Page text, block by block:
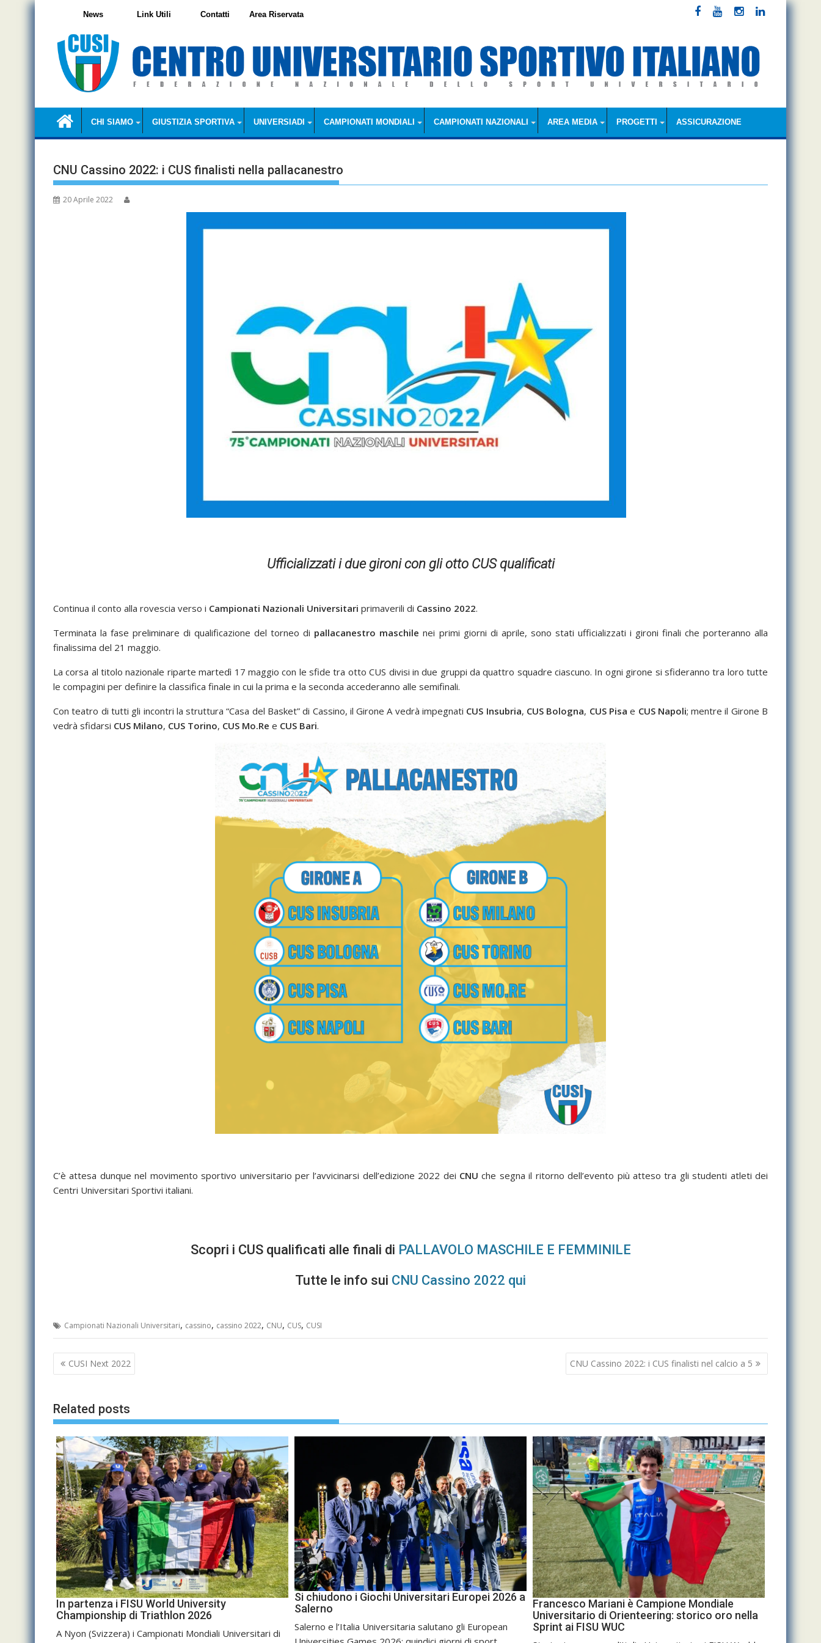
Skip
CHI SIAMO GIUSTIZIA SPORTIVA UNIVERSIADI CAMPIONATI MONDIALI CAMPIONATI NAZIONALI AREA MEDIA PROGETTI ASSICURAZIONE
News Link Utili Contatti Area Riservata
CNU Cassino 2022: i CUS finalisti nella pallacanestro
20 Aprile 2022
Ufficializzati i due gironi con gli otto CUS qualificati
Continua il conto alla rovescia verso i Campionati Nazionali Universitari primaverili di Cassino 2022.
Terminata la fase preliminare di qualificazione del torneo di pallacanestro maschile nei primi giorni di aprile, sono stati ufficializzati i gironi finali che porteranno alla
finalissima del 21 maggio.
La corsa al titolo nazionale riparte martedì 17 maggio con le sfide tra otto CUS divisi in due gruppi da quattro squadre ciascuno. In ogni girone si sfideranno tra loro tutte
le compagini per definire la classifica finale in cui la prima e la seconda accederanno alle semifinali.
Con teatro di tutti gli incontri la struttura “Casa del Basket” di Cassino, il Girone A vedrà impegnati CUS Insubria, CUS Bologna, CUS Pisa e CUS Napoli; mentre il Girone B
vedrà sfidarsi CUS Milano, CUS Torino, CUS Mo.Re e CUS Bari.
C’è attesa dunque nel movimento sportivo universitario per l’avvicinarsi dell’edizione 2022 dei CNU che segna il ritorno dell’evento più atteso tra gli studenti atleti dei
Centri Universitari Sportivi italiani.
Scopri i CUS qualificati alle finali di PALLAVOLO MASCHILE E FEMMINILE
Tutte le info sui CNU Cassino 2022 qui
Campionati Nazionali Universitari, cassino, cassino 2022, CNU, CUS, CUSI
Navigazione
articoli
CUSI Next 2022 CNU Cassino 2022: i CUS finalisti nel calcio a 5
Related posts
In partenza i FISU World University
Championship di Triathlon 2026
A Nyon (Svizzera) i Campionati Mondiali Universitari di
Si chiudono i Giochi Universitari Europei 2026 a
Salerno
Salerno e l’Italia Universitaria salutano gli European
Francesco Mariani è Campione Mondiale
Universitario di Orienteering: storico oro nella
Sprint ai FISU WUC